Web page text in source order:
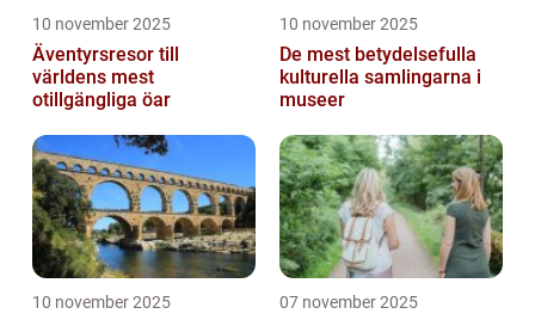
10 november 2025
Äventyrsresor till
världens mest
otillgängliga öar
10 november 2025
De mest betydelsefulla
kulturella samlingarna i
museer
10 november 2025 07 november 2025